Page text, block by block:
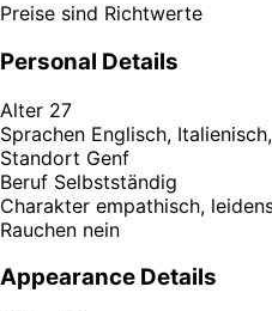
Preise sind Richtwerte
Personal Details
Alter 27
Sprachen Englisch,
Standort Genf
Beruf Selbstständig
Charakter empathisch,
Rauchen nein
Appearance Details